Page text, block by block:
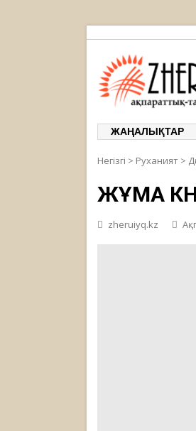
ЖАҢАЛЫҚТАР
Негізгі > Руханият >
ЖҰМА
zheruiyq.kz